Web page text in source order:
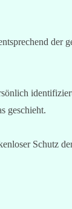
der
geschieht.
Schutz